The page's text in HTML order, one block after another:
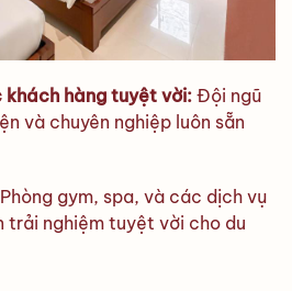
khách hàng tuyệt vời: Đội ngũ
và chuyên nghiệp luôn sẵn
Phòng gym, spa, và các dịch vụ
trải nghiệm tuyệt vời cho du